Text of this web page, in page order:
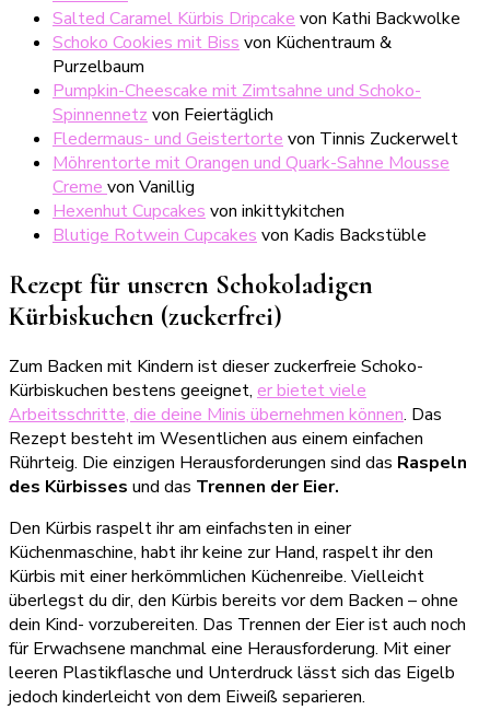
Salted Caramel Kürbis Dripcake von Kathi Backwolke
Schoko Cookies mit Biss von Küchentraum &
Purzelbaum
Pumpkin-Cheescake mit Zimtsahne und Schoko-
Spinnennetz von Feiertäglich
Fledermaus- und Geistertorte von Tinnis Zuckerwelt
Möhrentorte mit Orangen und Quark-Sahne Mousse
Creme von Vanillig
Hexenhut Cupcakes von inkittykitchen
Blutige Rotwein Cupcakes von Kadis Backstüble
Rezept für unseren Schokoladigen
Kürbiskuchen (zuckerfrei)
Zum Backen mit Kindern ist dieser zuckerfreie Schoko-
Kürbiskuchen bestens geeignet, er bietet viele
Arbeitsschritte, die deine Minis übernehmen können. Das
Rezept besteht im Wesentlichen aus einem einfachen
Rührteig. Die einzigen Herausforderungen sind das Raspeln
des Kürbisses und das Trennen der Eier.
Den Kürbis raspelt ihr am einfachsten in einer
Küchenmaschine, habt ihr keine zur Hand, raspelt ihr den
Kürbis mit einer herkömmlichen Küchenreibe. Vielleicht
überlegst du dir, den Kürbis bereits vor dem Backen – ohne
dein Kind- vorzubereiten. Das Trennen der Eier ist auch noch
für Erwachsene manchmal eine Herausforderung. Mit einer
leeren Plastikflasche und Unterdruck lässt sich das Eigelb
jedoch kinderleicht von dem Eiweiß separieren.